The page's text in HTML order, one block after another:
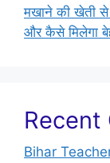
मखाने की खेती से
और कैसे मिलेगा
Recent
Bihar